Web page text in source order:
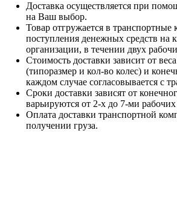
Доставка осуществляется при
на Ваш выбор.
Товар отгружается в
поступления денежных средств на
организации, в течении двух
Стоимость доставки зависит от
(типоразмер и кол-во колес) и
каждом случае согласовывается с
Сроки доставки зависят от
варьируются от 2-х до 7-ми
Оплата доставки транспортной
получении груза.